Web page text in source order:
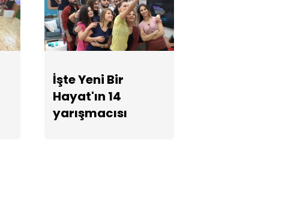
İşte Yeni Bir
Hayat'ın 14
yarışmacısı